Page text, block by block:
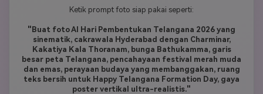
Ketik prompt foto siap pakai seperti:
"Buat foto AI Hari Pembentukan Telangana 2026 yang
sinematik, cakrawala Hyderabad dengan Charminar,
Kakatiya Kala Thoranam, bunga Bathukamma, garis
besar peta Telangana, pencahayaan festival merah muda
dan emas, perayaan budaya yang membanggakan, ruang
teks bersih untuk Happy Telangana Formation Day, gaya
poster vertikal ultra-realistis."